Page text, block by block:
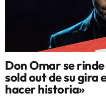
Don Omar se
sold out de su gira
hacer historia»